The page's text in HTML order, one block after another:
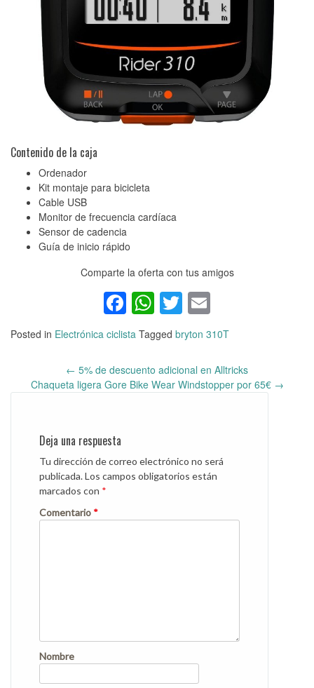
Contenido de la caja
Ordenador
Kit montaje para bicicleta
Cable USB
Monitor de frecuencia cardíaca
Sensor de cadencia
Guía de inicio rápido
Comparte la oferta con tus amigos
Facebook
WhatsApp
Twitter
Posted in Electrónica ciclista Tagged bryton 310T
Post
navigation
← 5% de descuento adicional en Alltricks
Chaqueta ligera Gore Bike Wear Windstopper por 65€ →
Deja una respuesta
Tu dirección de correo electrónico no será
publicada.Los campos obligatorios están
marcados con *
Comentario *
Nombre